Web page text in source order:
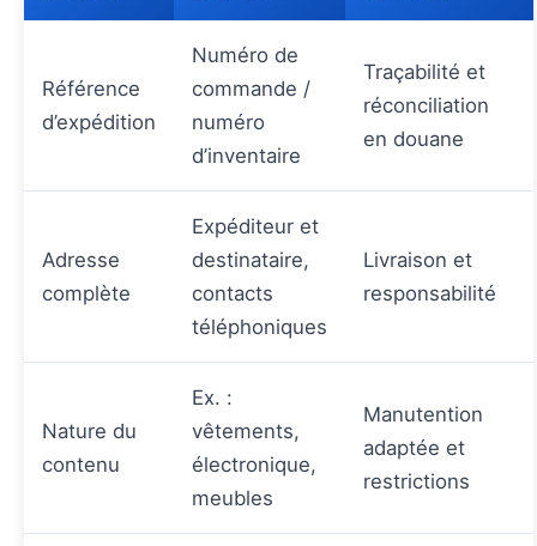
Référence
d’expédition
Numéro de
commande /
numéro
d’inventaire
Traçabilité et
réconciliation
en douane
Adresse
complète
Expéditeur et
destinataire,
contacts
téléphoniques
Livraison et
responsabilité
Nature du
contenu
Ex. :
vêtements,
électronique,
meubles
Manutention
adaptée et
restrictions